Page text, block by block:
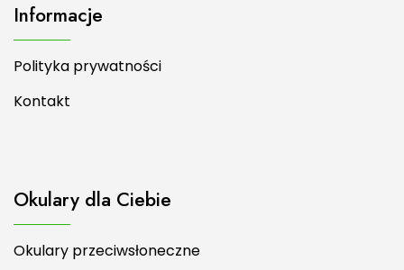
Informacje
Polityka prywatności
Kontakt
Okulary dla Ciebie
Okulary przeciwsłoneczne